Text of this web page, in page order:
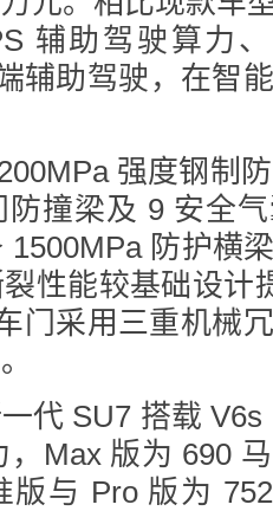
辅助驾驶算力
辅助驾驶，在智
强度钢制
撞梁及 9 安全
1500MPa 防护横
性能较基础设计
门采用三重机械
代 SU7 搭载
，Max 版为 690
版与 Pro 版为